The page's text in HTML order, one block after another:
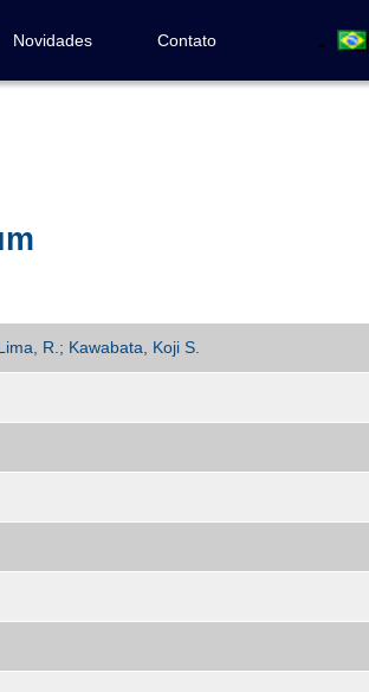
Novidades Contato
R.; Kawabata, Koji S.